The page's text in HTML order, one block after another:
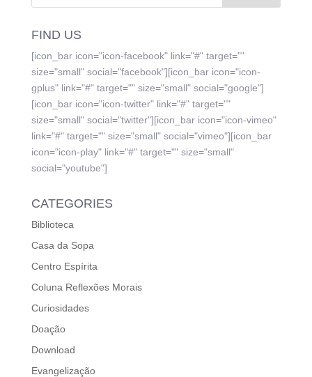
FIND US
[icon_bar icon="icon-facebook" link="#" target=""
size="small" social="facebook"][icon_bar icon="icon-
gplus" link="#" target="" size="small" social="google"]
[icon_bar icon="icon-twitter" link="#" target=""
size="small" social="twitter"][icon_bar icon="icon-vimeo"
link="#" target="" size="small" social="vimeo"][icon_bar
icon="icon-play" link="#" target="" size="small"
social="youtube"]
CATEGORIES
Biblioteca
Casa da Sopa
Centro Espírita
Coluna Reflexões Morais
Curiosidades
Doação
Download
Evangelização